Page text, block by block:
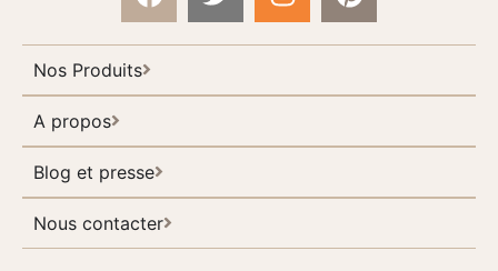
Nos Produits
A propos
Blog et presse
Nous contacter